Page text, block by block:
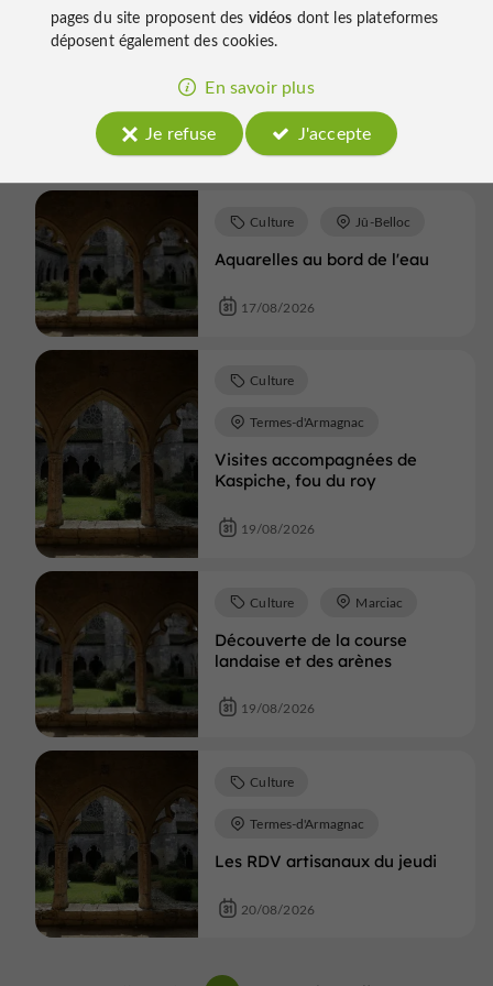
Tournoi de chevalerie
Culture
16/08/2026
Aquarelles au bord de l'eau
Culture Jû-Belloc
17/08/2026
Visites accompagnées de
Kaspiche, fou du roy
Culture
Termes-d'Armagnac
19/08/2026
Découverte de la course
landaise et des arènes
Culture Marciac
19/08/2026
Les RDV artisanaux du jeudi
Culture
Termes-d'Armagnac
20/08/2026
pages du site proposent des vidéos dont les plateformes
déposent également des cookies.
En savoir plus
Je refuse
J'accepte